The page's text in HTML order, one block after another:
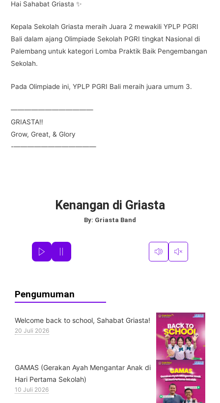
Hai Sahabat Griasta ✨
Kepala Sekolah Griasta meraih Juara 2 mewakili YPLP PGRI
Bali dalam ajang Olimpiade Sekolah PGRI tingkat Nasional di
Palembang untuk kategori Lomba Praktik Baik Pengembangan
Sekolah.
Pada Olimpiade ini, YPLP PGRI Bali meraih juara umum 3.
————————————
GRIASTA‼️
Grow, Great, & Glory
-————————————
Kenangan di Griasta
By: Griasta Band
Pengumuman
Welcome back to school, Sahabat Griasta!
20 Juli 2026
GAMAS (Gerakan Ayah Mengantar Anak di
Hari Pertama Sekolah)
10 Juli 2026